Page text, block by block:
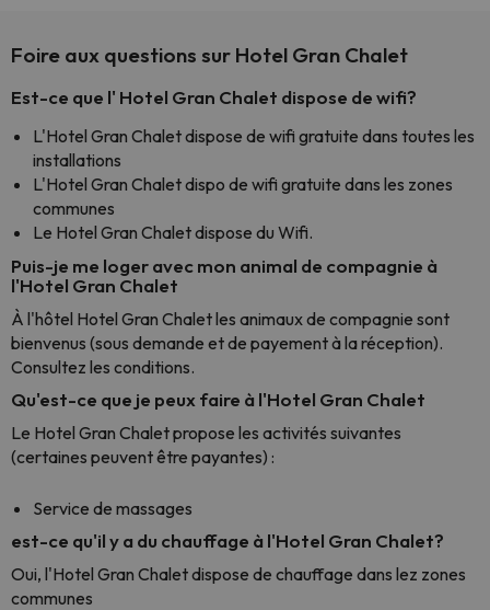
Foire aux questions sur Hotel Gran Chalet
Est-ce que l' Hotel Gran Chalet dispose de wifi?
L'Hotel Gran Chalet dispose de wifi gratuite dans toutes les
installations
L'Hotel Gran Chalet dispo de wifi gratuite dans les zones
communes
Le Hotel Gran Chalet dispose du Wifi.
Puis-je me loger avec mon animal de compagnie à
l'Hotel Gran Chalet
À l'hôtel Hotel Gran Chalet les animaux de compagnie sont
bienvenus (sous demande et de payement à la réception).
Consultez les conditions.
Qu'est-ce que je peux faire à l'Hotel Gran Chalet
Le Hotel Gran Chalet propose les activités suivantes
(certaines peuvent être payantes) :
Service de massages
est-ce qu'il y a du chauffage à l'Hotel Gran Chalet?
Oui, l'Hotel Gran Chalet dispose de chauffage dans lez zones
communes